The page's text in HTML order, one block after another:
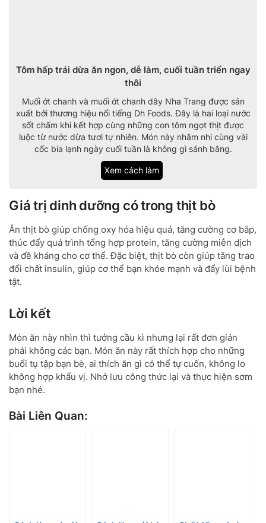
Tôm hấp trái dừa ăn ngon, dễ làm, cuối tuần triển ngay
thôi
Muối ớt chanh và muối ớt chanh dây Nha Trang được sản
xuất bởi thương hiệu nổi tiếng Dh Foods. Đây là hai loại nước
sốt chấm khi kết hợp cùng những con tôm ngọt thịt được
luộc từ nước dừa tươi tự nhiên. Món này nhâm nhi cùng vài
cốc bia lạnh ngày cuối tuần là không gì sánh bằng.
Xem cách làm
Giá trị dinh dưỡng có trong thịt bò
Ăn thịt bò giúp chống oxy hóa hiệu quả, tăng cường cơ bắp,
thúc đẩy quá trình tổng hợp protein, tăng cường miễn dịch
và đề kháng cho cơ thể. Đặc biệt, thịt bò còn giúp tăng trao
đổi chất insulin, giúp cơ thể bạn khỏe mạnh và đẩy lùi bệnh
tật.
Lời kết
Món ăn này nhìn thì tưởng cầu kì nhưng lại rất đơn giản
phải không các bạn. Món ăn này rất thích hợp cho những
buổi tụ tập bạn bè, ai thích ăn gì có thể tự cuốn, không lo
không hợp khẩu vị. Nhớ lưu công thức lại và thực hiện sơm
bạn nhé.
Bài Liên Quan: